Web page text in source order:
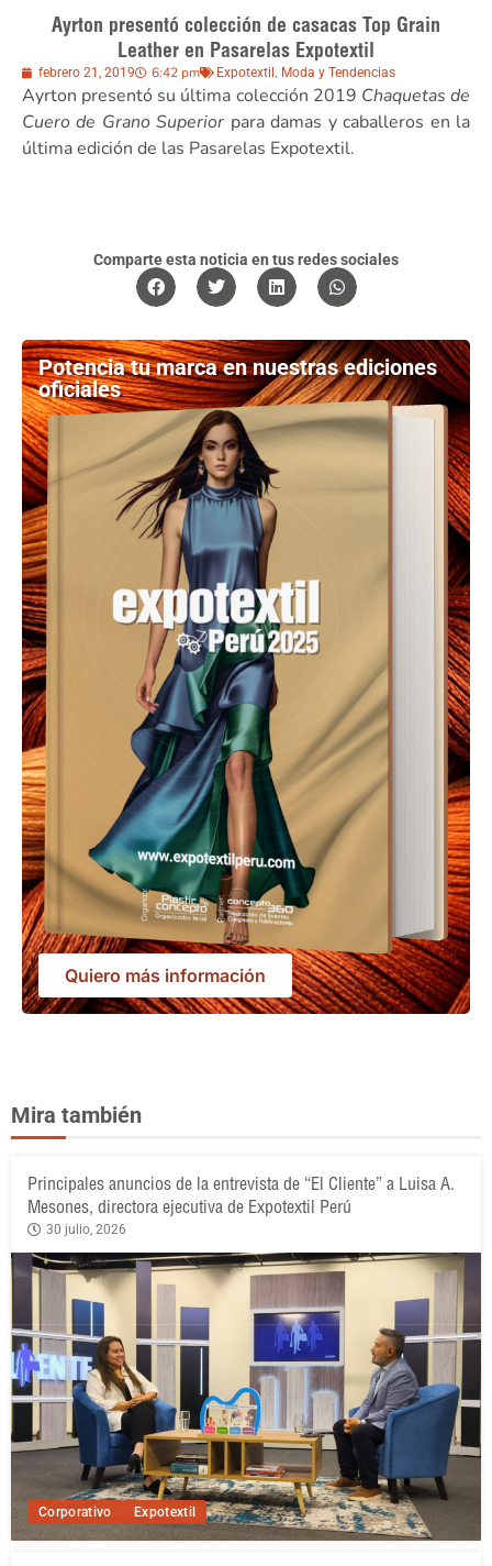
Ayrton presentó colección de casacas Top Grain
Leather en Pasarelas Expotextil
febrero 21, 2019 6:42 pm Expotextil, Moda y Tendencias
Ayrton presentó su última colección 2019 Chaquetas de
Cuero de Grano Superior para damas y caballeros en la
última edición de las Pasarelas Expotextil.
Comparte esta noticia en tus redes sociales
Potencia tu marca en nuestras ediciones
oficiales
Quiero más información
Mira también
Corporativo Expotextil
Principales anuncios de la entrevista de “El Cliente” a Luisa A.
Mesones, directora ejecutiva de Expotextil Perú
30 julio, 2026